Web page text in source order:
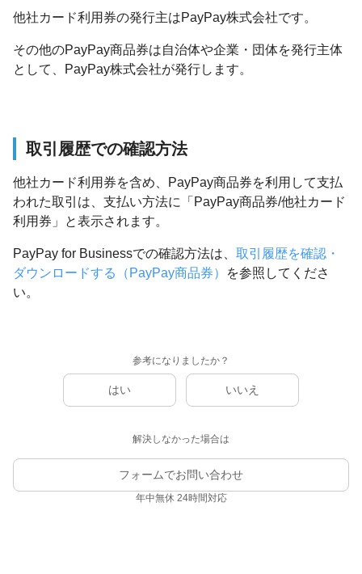
他社カード利用券の発行主はPayPay株式会社です。
その他のPayPay商品券は自治体や企業・団体を発行主体
として、PayPay株式会社が発行します。
取引履歴での確認方法
他社カード利用券を含め、PayPay商品券を利用して支払
われた取引は、支払い方法に「PayPay商品券/他社カード
利用券」と表示されます。
PayPay for Businessでの確認方法は、 取引履歴を確認・
ダウンロードする（PayPay商品券）
を参照してくださ
い。
参考になりましたか？
はい いいえ
解決しなかった場合は
フォームでお問い合わせ
年中無休 24時間対応